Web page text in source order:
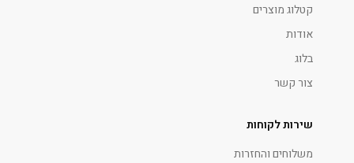
קטלוג מוצרים
אודות
בלוג
צור קשר
שירות לקוחות
משלוחים והחזרות